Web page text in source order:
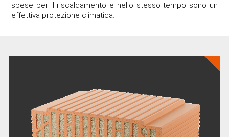
spese per il riscaldamento e nello stesso tempo sono un
effettiva protezione climatica.